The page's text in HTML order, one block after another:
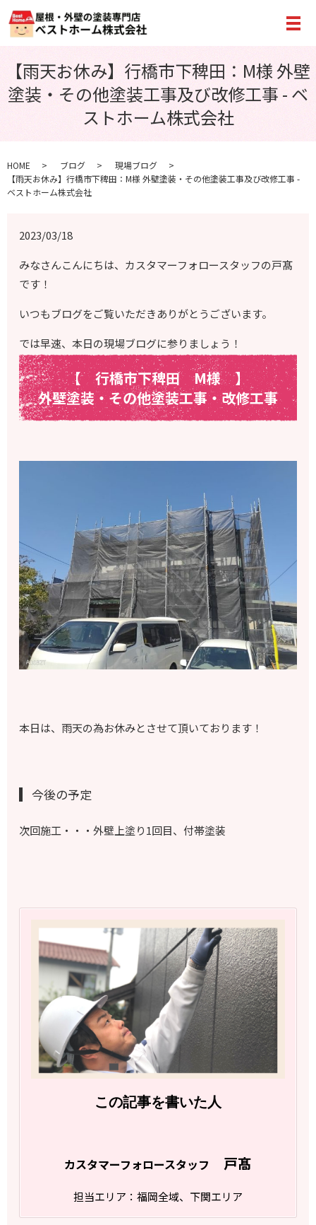
メ
【雨天お休み】行橋市下稗田：M様 外壁
塗装・その他塗装工事及び改修工事 - ベ
ストホーム株式会社
HOME ブログ
現場ブログ
【雨天お休み】行橋市下稗田：M様 外壁塗装・その他塗装工事及び改修工事 -
ベストホーム株式会社
2023/03/18
みなさんこんにちは、カスタマーフォロースタッフの戸髙
です！
いつもブログをご覧いただきありがとうございます。
では早速、本日の現場ブログに参りましょう！
【 行橋市下稗田 M様】
外壁塗装・その他塗装工事・改修工事
本日は、雨天の為お休みとさせて頂いております！
今後の予定
次回施工・・・外壁上塗り1回目、付帯塗装
この記事を書いた人
カスタマーフォロースタッフ 戸髙
担当エリア：福岡全域、下関エリア